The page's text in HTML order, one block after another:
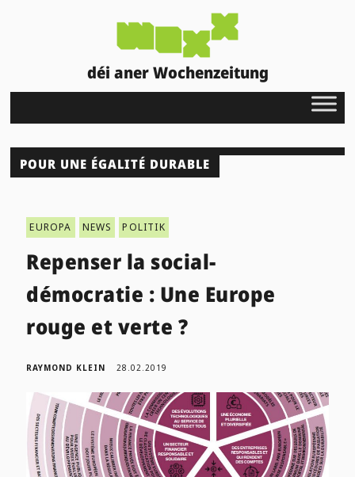
déi aner Wochenzeitung
POUR UNE ÉGALITÉ DURABLE
EUROPA NEWS POLITIK
Repenser la social-
démocratie : Une Europe
rouge et verte ?
RAYMOND KLEIN 28.02.2019